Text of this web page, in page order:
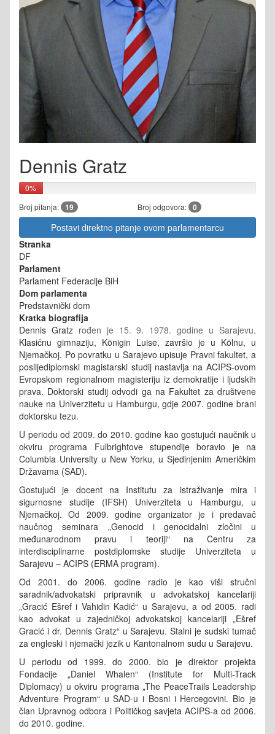
Dennis Gratz
0%
Broj pitanja: 19 Broj odgovora: 0
Postavi direktno pitanje ovom parlamentarcu
Stranka
DF
Parlament
Parlament Federacije BiH
Dom parlamenta
Predstavnički dom
Kratka biografija
Dennis Gratz rođen je 15. 9. 1978. godine u Sarajevu.
Klasičnu gimnaziju, Königin Luise, završio je u Kölnu, u
Njemačkoj. Po povratku u Sarajevo upisuje Pravni fakultet, a
poslijediplomski magistarski studij nastavlja na ACIPS-ovom
Evropskom regionalnom magisteriju iz demokratije i ljudskih
prava. Doktorski studij odvodi ga na Fakultet za društvene
nauke na Univerzitetu u Hamburgu, gdje 2007. godine brani
doktorsku tezu.
U periodu od 2009. do 2010. godine kao gostujući naučnik u
okviru programa Fulbrightove stupendije boravio je na
Columbia University u New Yorku, u Sjedinjenim Američkim
Državama (SAD).
Gostujući je docent na Institutu za istraživanje mira i
sigurnosne studije (IFSH) Univerziteta u Hamburgu, u
Njemačkoj. Od 2009. godine organizator je i predavač
naučnog seminara „Genocid i genocidalni zločini u
međunarodnom pravu i teoriji“ na Centru za
interdisciplinarne postdiplomske studije Univerziteta u
Sarajevu – ACIPS (ERMA program).
Od 2001. do 2006. godine radio je kao viši stručni
saradnik/advokatski pripravnik u advokatskoj kancelariji
„Gracić Ešref i Vahidin Kadić“ u Sarajevu, a od 2005. radi
kao advokat u zajedničkoj advokatskoj kancelariji „Ešref
Gracić i dr. Dennis Gratz“ u Sarajevu. Stalni je sudski tumač
za engleski i njemački jezik u Kantonalnom sudu u Sarajevu.
U periodu od 1999. do 2000. bio je direktor projekta
Fondacije „Daniel Whalen“ (Institute for Multi-Track
Diplomacy) u okviru programa „The PeaceTrails Leadership
Adventure Program“ u SAD-u i Bosni i Hercegovini. Bio je
član Upravnog odbora i Političkog savjeta ACIPS-a od 2006.
do 2010. godine.